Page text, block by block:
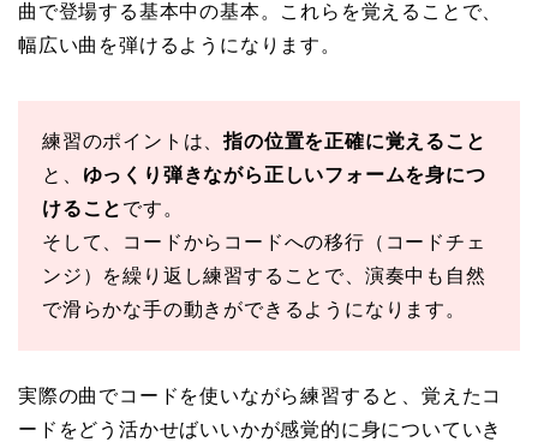
曲で登場する基本中の基本。これらを覚えることで、
幅広い曲を弾けるようになります。
練習のポイントは、指の位置を正確に覚えること
と、 ゆっくり弾きながら正しいフォームを身につ
けること です。
そして、コードからコードへの移行（コードチェ
ンジ）を繰り返し練習することで、演奏中も自然
で滑らかな手の動きができるようになります。
実際の曲でコードを使いながら練習すると、覚えたコ
ードをどう活かせばいいかが感覚的に身についていき